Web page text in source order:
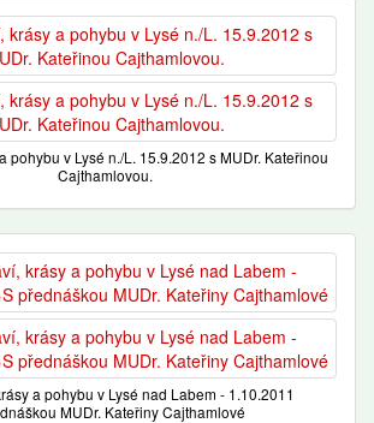
pohybu v Lysé n./L. 15.9.2012 s MUDr. Kateřinou
Cajthamlovou.
a pohybu v Lysé nad Labem - 1.10.2011
MUDr. Kateřiny Cajthamlové